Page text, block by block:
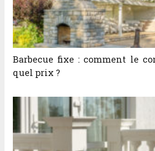
Barbecue fixe : comment le
quel prix ?